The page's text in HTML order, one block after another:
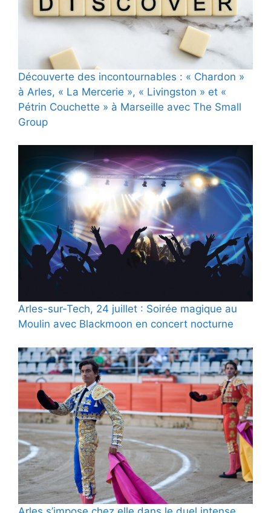
Découverte des incontournables : « Chardon »
à Arles, « La Mercerie », « Livingston » et «
Pétrin Couchette » à Marseille avec The Small
Group
Arles-sur-Tech, 24 juillet : Soirée magique au
Moulin avec Blackmoon en concert nocturne